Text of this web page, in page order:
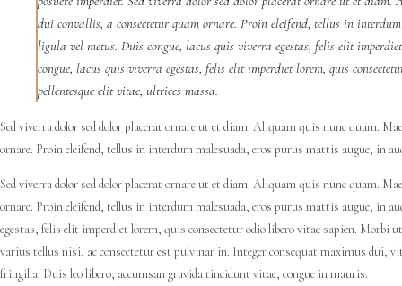
dui convallis, a consectetur quam ornare. Proin eleifend, tellus in
ligula vel metus. Duis congue, lacus quis viverra egestas, felis elit
congue, lacus quis viverra egestas, felis elit imperdiet lorem, quis
pellentesque elit vitae, ultrices massa.
Sed viverra dolor sed dolor placerat ornare ut et diam. Aliquam quis nunc quam.
ornare. Proin eleifend, tellus in interdum malesuada, eros purus mattis augue, in
Sed viverra dolor sed dolor placerat ornare ut et diam. Aliquam quis nunc quam.
ornare. Proin eleifend, tellus in interdum malesuada, eros purus mattis augue, in
egestas, felis elit imperdiet lorem, quis consectetur odio libero vitae sapien.
varius tellus nisi, ac consectetur est pulvinar in. Integer consequat maximus dui,
fringilla. Duis leo libero, accumsan gravida tincidunt vitae, congue in mauris.